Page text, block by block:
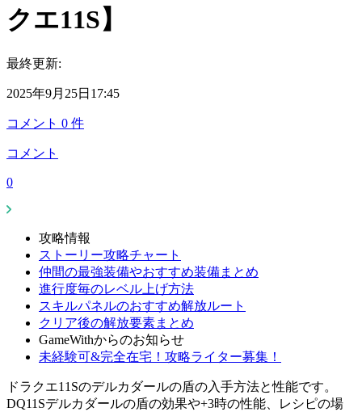
クエ11S】
最終更新:
2025年9月25日17:45
コメント 0 件
コメント
0
攻略情報
ストーリー攻略チャート
仲間の最強装備やおすすめ装備まとめ
進行度毎のレベル上げ方法
スキルパネルのおすすめ解放ルート
クリア後の解放要素まとめ
GameWithからのお知らせ
未経験可&完全在宅！攻略ライター募集！
ドラクエ11Sのデルカダールの盾の入手方法と性能です。
DQ11Sデルカダールの盾の効果や+3時の性能、レシピの場